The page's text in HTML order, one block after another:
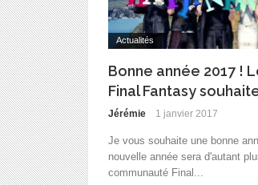
Actualités
Bonne année 2017 !
Final Fantasy
Jérémie 1 janvier 2017
Je vous souhaite une bonne
nouvelle année sera d'autant
communauté Final...